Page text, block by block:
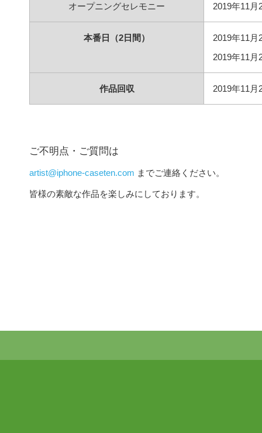
オープニングセレモニー 2019年11月
本番日（2日間）
2019年11月
2019年11月
作品回収 2019年11月
ご不明点・ご質問は
artist@iphone-caseten.com までご連絡ください。
皆様の素敵な作品を楽しみにしております。